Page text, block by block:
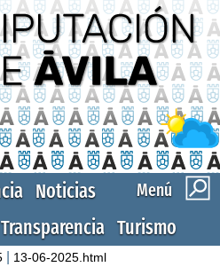
Menú
Noticias
Transparencia Turismo
13-06-2025.html